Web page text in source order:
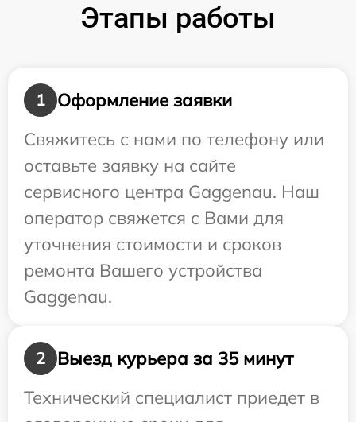
Этапы работы
1
Оформление заявки
Свяжитесь с нами по телефону или
оставьте заявку на сайте
сервисного центра Gaggenau. Наш
оператор свяжется с Вами для
уточнения стоимости и сроков
ремонта Вашего устройства
Gaggenau.
2
Выезд курьера за 35 минут
Технический специалист приедет в